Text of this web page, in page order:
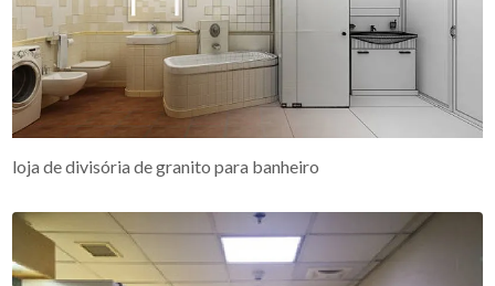
loja de divisória de granito para banheiro